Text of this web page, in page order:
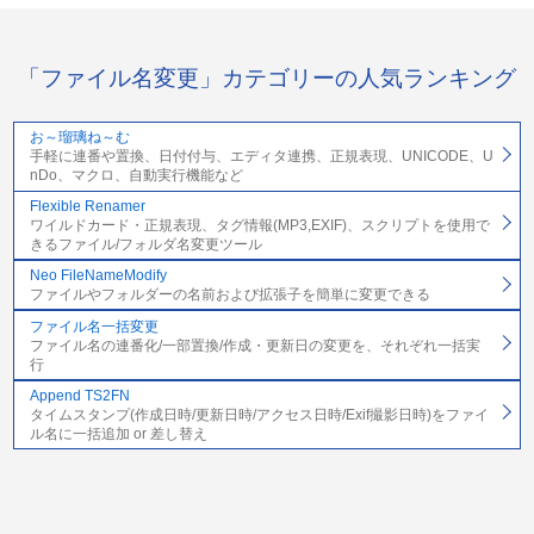
「ファイル名変更」カテゴリーの人気ランキング
お～瑠璃ね～む
手軽に連番や置換、日付付与、エディタ連携、正規表現、UNICODE、U
nDo、マクロ、自動実行機能など
Flexible Renamer
ワイルドカード・正規表現、タグ情報(MP3,EXIF)、スクリプトを使用で
きるファイル/フォルダ名変更ツール
Neo FileNameModify
ファイルやフォルダーの名前および拡張子を簡単に変更できる
ファイル名一括変更
ファイル名の連番化/一部置換/作成・更新日の変更を、それぞれ一括実
行
Append TS2FN
タイムスタンプ(作成日時/更新日時/アクセス日時/Exif撮影日時)をファイ
ル名に一括追加 or 差し替え